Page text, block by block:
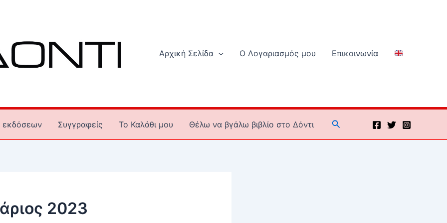
Αρχική Σελίδα Ο Λογαριασμός μου Επικοινωνία
εκδόσεων Συγγραφείς To Καλάθι μου Θέλω να βγάλω βιβλίο στο Δόντι Αναζήτηση
2023